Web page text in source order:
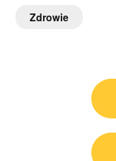
Zdrowie
Nawigacja